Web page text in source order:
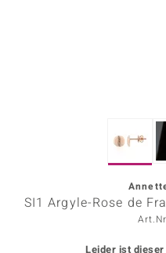
SI1 Argyle-Rose de
Leider ist